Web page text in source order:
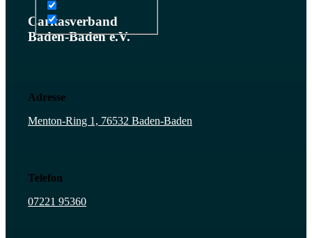
Caritasverband
Baden-Baden e.V.
Adresse
Menton-Ring 1, 76532 Baden-Baden
Telefon
07221 95360